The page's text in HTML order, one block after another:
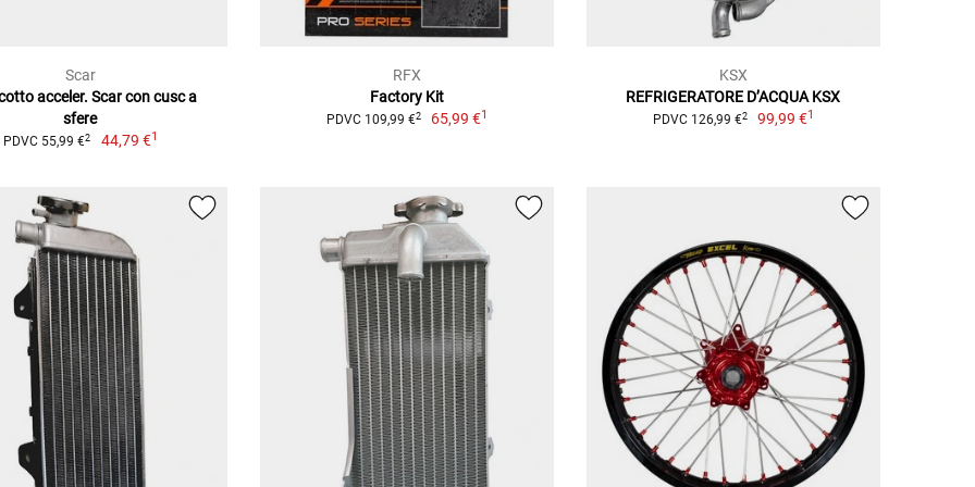
Scar
acceler. Scar con cusc a
sfere
PDVC 55,99 €2 44,79 €1
RFX
Factory Kit
PDVC 109,99 €2 65,99 €1
KSX
REFRIGERATORE D’ACQUA KSX
PDVC 126,99 €2 99,99 €1